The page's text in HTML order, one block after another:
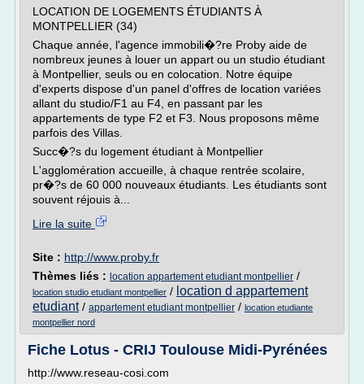
LOCATION DE LOGEMENTS ÉTUDIANTS À
MONTPELLIER (34)
Chaque année, l'agence immobili�?re Proby aide de
nombreux jeunes à louer un appart ou un studio étudiant
à Montpellier, seuls ou en colocation. Notre équipe
d'experts dispose d'un panel d'offres de location variées
allant du studio/F1 au F4, en passant par les
appartements de type F2 et F3. Nous proposons même
parfois des Villas.
Succ�?s du logement étudiant à Montpellier
L'agglomération accueille, à chaque rentrée scolaire,
pr�?s de 60 000 nouveaux étudiants. Les étudiants sont
souvent réjouis à...
Lire la suite
Site : http://www.proby.fr
Thèmes liés : location appartement etudiant montpellier /
location studio etudiant montpellier / location d appartement
etudiant/ appartement etudiant montpellier / location etudiante
montpellier nord
Fiche Lotus - CRIJ Toulouse Midi-Pyrénées
http://www.reseau-cosi.com